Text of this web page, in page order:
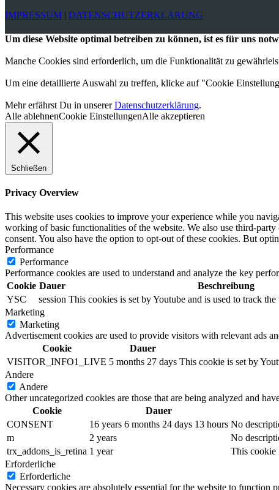
IMPRESSUM | DATENSCHUTZERKLÄRUNG
Um diese Website optimal betreiben zu können, ist es für uns
Manche Cookies sind erforderlich, um die Funktionalität zu
Um eine detaillierte Auswahl zu treffen, klicke auf "Cookie
Mehr erfährst Du in unsererDatenschutzerklärung.
Alle ablehnenCookie EinstellungenAlle akzeptieren
Schließen
Privacy Overview
This website uses cookies to improve your experience while you
working of basic functionalities of the website. We also use third-
consent. You also have the option to opt-out of these cookies. But
Performance
Performance
Performance cookies are used to understand and analyze the key
Cookie Dauer
Beschreibung
YSC
session This cookies is set by Youtube and is used to track
Marketing
Marketing
Advertisement cookies are used to provide visitors with relevant ads
Cookie
Dauer
VISITOR_INFO1_LIVE 5 months 27 days This cookie is set by
Andere
Andere
Other uncategorized cookies are those that are being analyzed and
Cookie
Dauer
CONSENT
16 years 6 months 24 days 13 hours No
m
2 years
No
trx_addons_is_retina 1 year
This cookie
Erforderliche
Erforderliche
Necessary cookies are absolutely essential for the website to function